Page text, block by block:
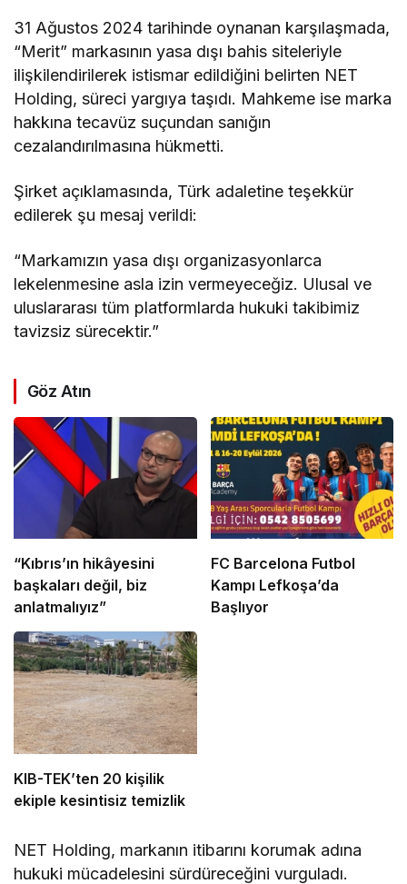
31 Ağustos 2024 tarihinde oynanan karşılaşmada,
“Merit” markasının yasa dışı bahis siteleriyle
ilişkilendirilerek istismar edildiğini belirten NET
Holding, süreci yargıya taşıdı. Mahkeme ise marka
hakkına tecavüz suçundan sanığın
cezalandırılmasına hükmetti.
Şirket açıklamasında, Türk adaletine teşekkür
edilerek şu mesaj verildi:
“Markamızın yasa dışı organizasyonlarca
lekelenmesine asla izin vermeyeceğiz. Ulusal ve
uluslararası tüm platformlarda hukuki takibimiz
tavizsiz sürecektir.”
Göz Atın
“Kıbrıs’ın hikâyesini
başkaları değil, biz
anlatmalıyız”
FC Barcelona Futbol
Kampı Lefkoşa’da
Başlıyor
KIB-TEK’ten 20 kişilik
ekiple kesintisiz temizlik
NET Holding, markanın itibarını korumak adına
hukuki mücadelesini sürdüreceğini vurguladı.